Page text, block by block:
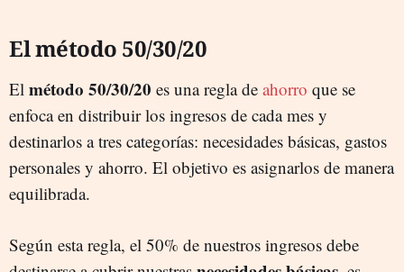
El método 50/30/20
El método 50/30/20 es una regla de ahorro que se
enfoca en distribuir los ingresos de cada mes y
destinarlos a tres categorías: necesidades básicas, gastos
personales y ahorro. El objetivo es asignarlos de manera
equilibrada.
Según esta regla, el 50% de nuestros ingresos debe